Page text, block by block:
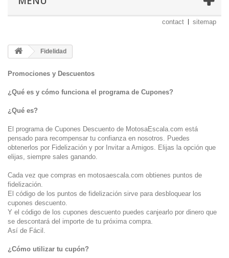
contact sitemap
Fidelidad
Promociones y Descuentos
¿Qué es y cómo funciona el programa de Cupones?
¿Qué es?
El programa de Cupones Descuento de MotosaEscala.com está
pensado para recompensar tu confianza en nosotros. Puedes
obtenerlos por Fidelización y por Invitar a Amigos. Elijas la opción que
elijas, siempre sales ganando.
Cada vez que compras en motosaescala.com obtienes puntos de
fidelización.
El código de los puntos de fidelización sirve para desbloquear los
cupones descuento.
Y el código de los cupones descuento puedes canjearlo por dinero que
se descontará del importe de tu próxima compra.
Así de Fácil.
¿Cómo utilizar tu cupón?